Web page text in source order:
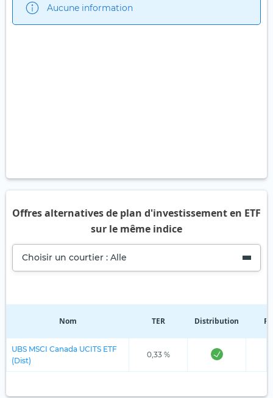
Aucune information
Offres alternatives de plan d'investissement en ETF
sur le même indice
Choisir un courtier : Alle
Nom TER Distribution
UBS MSCI Canada UCITS ETF
(Dist)
0,33 %